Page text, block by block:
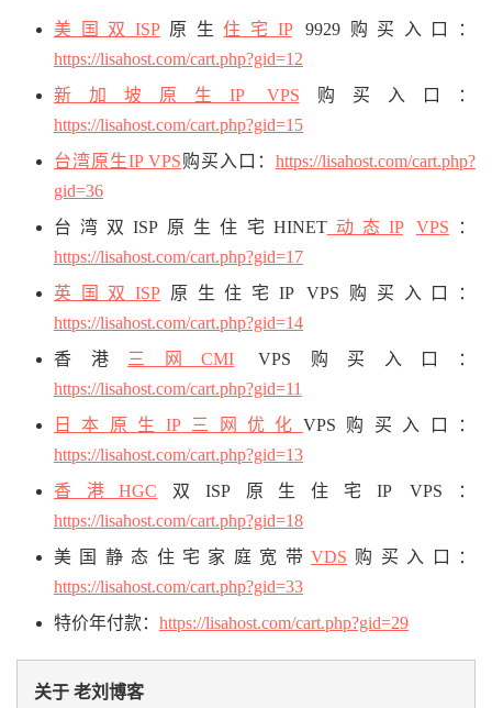
美国双ISP原生住宅IP9929购买入口：
https://lisahost.com/cart.php?gid=12
新加坡原生IP VPS 购买入口：
https://lisahost.com/cart.php?gid=15
台湾原生IP VPS购买入口： https://lisahost.com/cart.php?
gid=36
台湾双ISP原生住宅HINET动态IP VPS ：
https://lisahost.com/cart.php?gid=17
英国双ISP 原生住宅IP VPS购买入口：
https://lisahost.com/cart.php?gid=14
香港
三网CMI VPS购买入口：
https://lisahost.com/cart.php?gid=11
日本原生IP三网优化 VPS购买入口：
https://lisahost.com/cart.php?gid=13
香港HGC 双ISP原生住宅IP VPS：
https://lisahost.com/cart.php?gid=18
美国静态住宅家庭宽带 VDS 购买入口：
https://lisahost.com/cart.php?gid=33
特价年付款： https://lisahost.com/cart.php?gid=29
关于 老刘博客